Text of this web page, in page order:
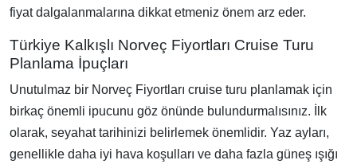
fiyat dalgalanmalarına dikkat etmeniz önem arz eder.
Türkiye Kalkışlı Norveç Fiyortları Cruise Turu
Planlama İpuçları
Unutulmaz bir Norveç Fiyortları cruise turu planlamak için
birkaç önemli ipucunu göz önünde bulundurmalısınız. İlk
olarak, seyahat tarihinizi belirlemek önemlidir. Yaz ayları,
genellikle daha iyi hava koşulları ve daha fazla güneş ışığı